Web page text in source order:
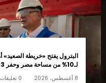
البترول يفتح «خريطة
لـ10% من مساحة مصر وحفر 513 بئرًا لتعزيز الإنتاج والاستكشاف
8 أغسطس، 2026 0 تعليقات